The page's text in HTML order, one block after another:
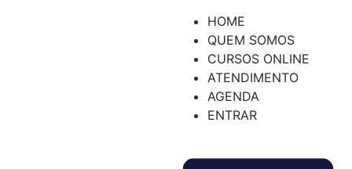
HOME
QUEM SOMOS
CURSOS ONLINE
ATENDIMENTO
AGENDA
ENTRAR